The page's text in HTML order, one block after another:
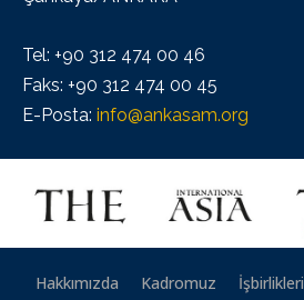
Tel: +90 312 474 00 46
Faks: +90 312 474 00 45
E-Posta: info@ankasam.org
Hakkımızda Kadromuz İşbirlikleri